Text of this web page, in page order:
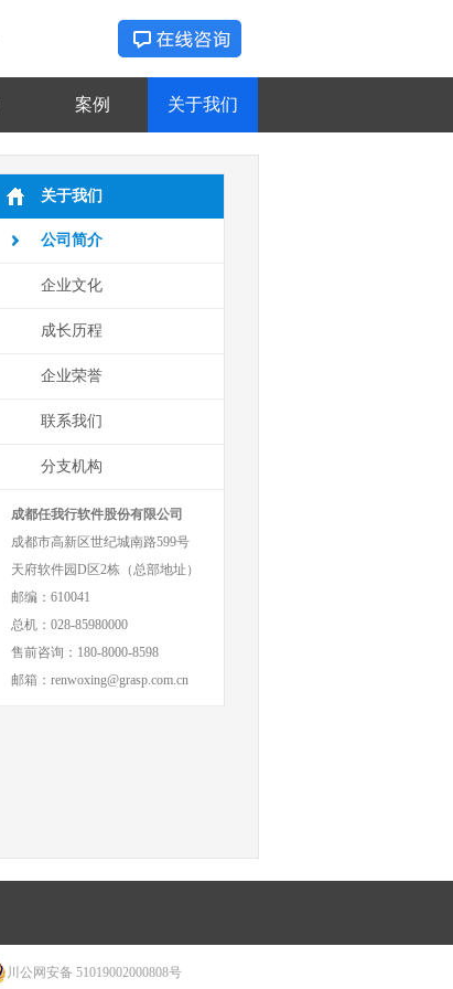
案例 关于我们
关于我们
公司简介
企业文化
成长历程
企业荣誉
联系我们
分支机构
成都任我行软件股份有限公司
成都市高新区世纪城南路599号
天府软件园D区2栋（总部地址）
邮编：610041
总机：028-85980000
售前咨询：180-8000-8598
邮箱：renwoxing@grasp.com.cn
川公网安备 51019002000808号